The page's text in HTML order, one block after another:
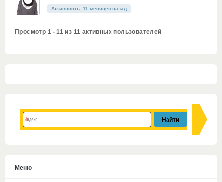
Активность: 11 месяцев назад
Просмотр 1 - 11 из 11 активных пользователей
Меню